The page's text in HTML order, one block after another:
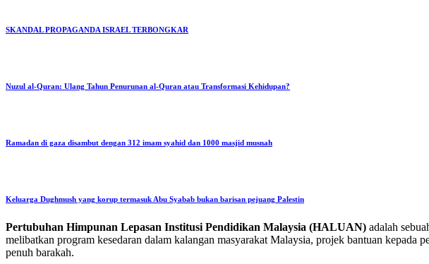
SKANDAL PROPAGANDA ISRAEL TERBONGKAR
Nuzul al-Quran: Ulang Tahun Penurunan al-Quran atau Transformasi Kehidupan?
Ramadan di gaza disambut dengan 312 imam syahid dan 1000 masjid musnah
Keluarga Dughmush yang korup termasuk Abu Syabab bukan barisan pejuang Palestin
Pertubuhan Himpunan Lepasan Institusi Pendidikan Malaysia (HALUAN) adalah
melibatkan program kesedaran dalam kalangan masyarakat Malaysia, projek bantuan
penuh barakah.